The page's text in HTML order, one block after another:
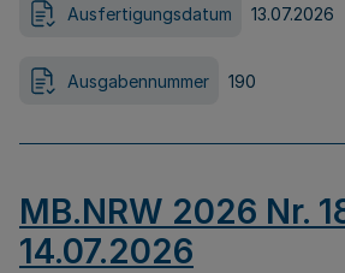
Ausfertigungsdatum 13.07.2026
Ausgabennummer 190
MB.NRW 2026 Nr.
14.07.2026